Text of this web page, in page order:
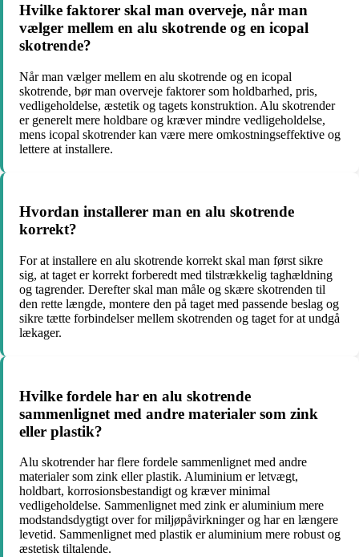
Hvilke faktorer skal man overveje, når man
vælger mellem en alu skotrende og en icopal
skotrende?
Når man vælger mellem en alu skotrende og en icopal
skotrende, bør man overveje faktorer som holdbarhed, pris,
vedligeholdelse, æstetik og tagets konstruktion. Alu skotrender
er generelt mere holdbare og kræver mindre vedligeholdelse,
mens icopal skotrender kan være mere omkostningseffektive og
lettere at installere.
Hvordan installerer man en alu skotrende
korrekt?
For at installere en alu skotrende korrekt skal man først sikre
sig, at taget er korrekt forberedt med tilstrækkelig taghældning
og tagrender. Derefter skal man måle og skære skotrenden til
den rette længde, montere den på taget med passende beslag og
sikre tætte forbindelser mellem skotrenden og taget for at undgå
lækager.
Hvilke fordele har en alu skotrende
sammenlignet med andre materialer som zink
eller plastik?
Alu skotrender har flere fordele sammenlignet med andre
materialer som zink eller plastik. Aluminium er letvægt,
holdbart, korrosionsbestandigt og kræver minimal
vedligeholdelse. Sammenlignet med zink er aluminium mere
modstandsdygtigt over for miljøpåvirkninger og har en længere
levetid. Sammenlignet med plastik er aluminium mere robust og
æstetisk tiltalende.